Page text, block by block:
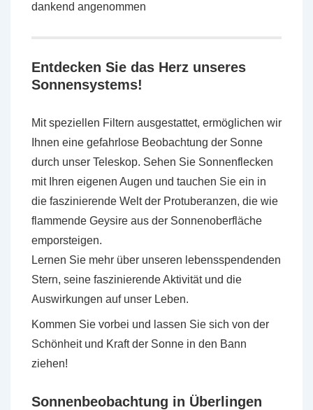
dankend angenommen
Entdecken Sie das Herz unseres
Sonnensystems!
Mit speziellen Filtern ausgestattet, ermöglichen wir
Ihnen eine gefahrlose Beobachtung der Sonne
durch unser Teleskop. Sehen Sie Sonnenflecken
mit Ihren eigenen Augen und tauchen Sie ein in
die faszinierende Welt der Protuberanzen, die wie
flammende Geysire aus der Sonnenoberfläche
emporsteigen.
Lernen Sie mehr über unseren lebensspendenden
Stern, seine faszinierende Aktivität und die
Auswirkungen auf unser Leben.
Kommen Sie vorbei und lassen Sie sich von der
Schönheit und Kraft der Sonne in den Bann
ziehen!
Sonnenbeobachtung in Überlingen